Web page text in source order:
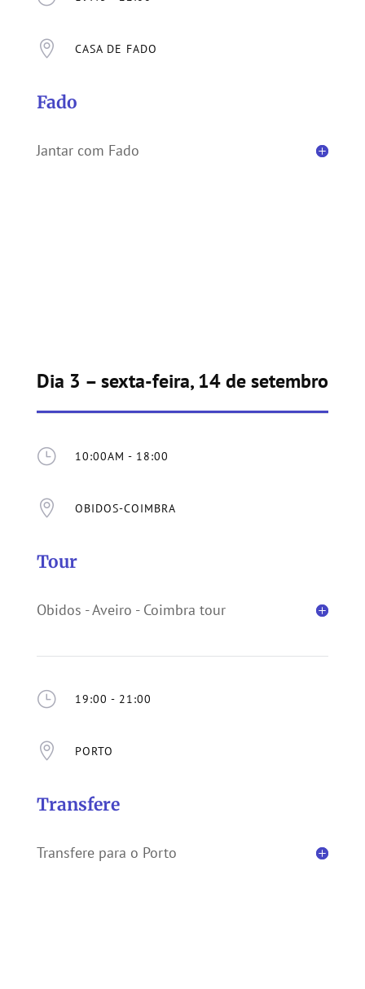
 CASA DE FADO
Fado
Jantar com Fado
Dia 3 – sexta-feira, 14 de setembro
} 10:00AM - 18:00
 OBIDOS-COIMBRA
Tour
Obidos - Aveiro - Coimbra tour
} 19:00 - 21:00
 PORTO
Transfere
Transfere para o Porto